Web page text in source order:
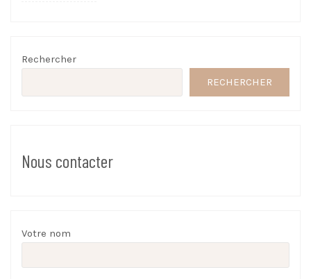
Rechercher
RECHERCHER
Nous contacter
Votre nom